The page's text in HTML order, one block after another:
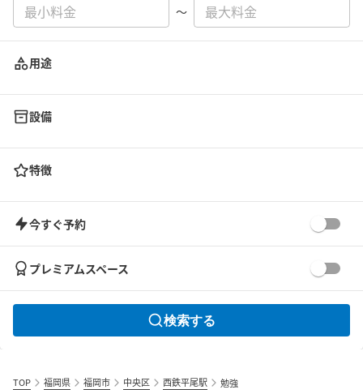
〜
用途
設備
特徴
今すぐ予約
プレミアムスペース
検索する
TOP 福岡県 福岡市 中央区 西鉄平尾駅 勉強